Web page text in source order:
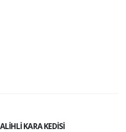
KARA KEDİSİ